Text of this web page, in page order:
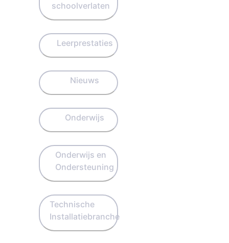
schoolverlaten
Leerprestaties
Nieuws
Onderwijs
Onderwijs en
Ondersteuning
Technische
Installatiebranche